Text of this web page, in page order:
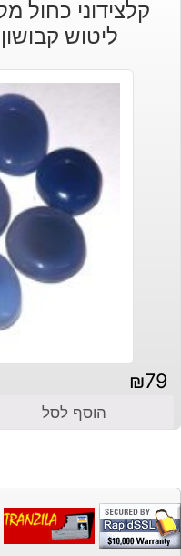
קלצידוני כחול
ליטוש קבושון
₪79
הוסף לסל